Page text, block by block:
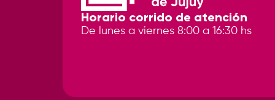
Horario corrido de atención
De lunes a viernes 8:00 a 16:30 hs